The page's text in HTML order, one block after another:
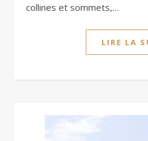
collines et sommets,…
LIRE LA